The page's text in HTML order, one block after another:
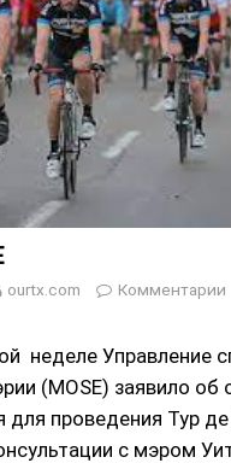
ourtx.com
Комментарии
неделе Управление
(MOSE) заявило об
для проведения Тур
с мэром